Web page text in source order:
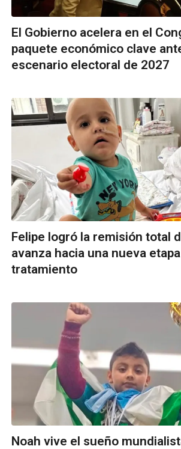
El Gobierno acelera en el
paquete económico clave
escenario electoral de 2027
Felipe logró la remisión total
avanza hacia una nueva
tratamiento
Noah vive el sueño